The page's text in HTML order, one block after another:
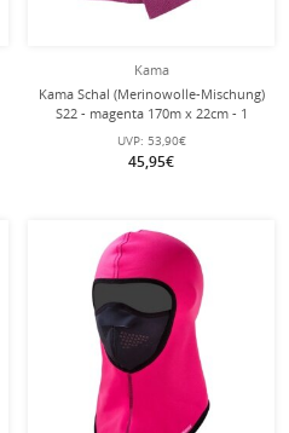
Kama
Kama Schal (Merinowolle-Mischung)
S22 - magenta 170m x 22cm - 1
Stück
UVP: 53,90€
45,95€